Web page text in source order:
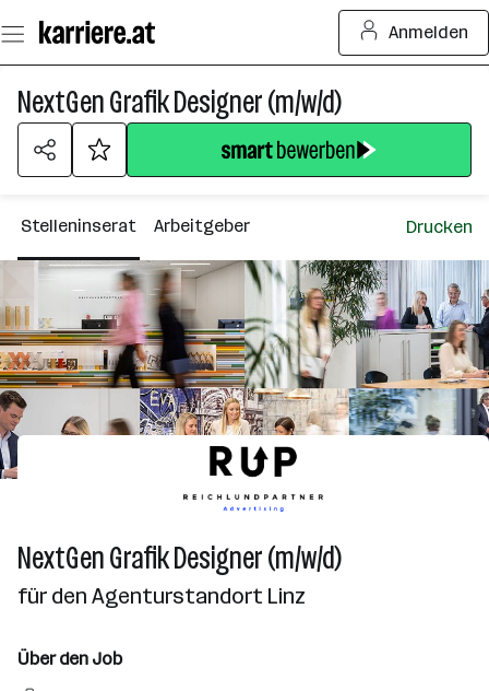
Seiteninhalt
springen
Anmelden
NextGen Grafik Designer (m/w/d)
Stelleninserat Arbeitgeber Drucken
NextGen Grafik Designer (m/w/d)
für den Agenturstandort Linz
Über den Job